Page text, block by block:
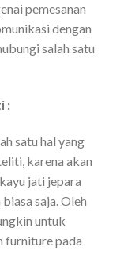
pemesanan
dengan
salah satu
:
satu hal yang
karena akan
jati jepara
saja. Oleh
untuk
furniture pada